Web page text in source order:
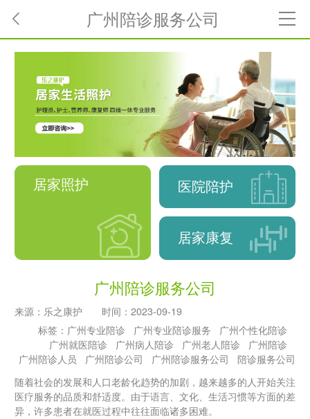
广州陪诊服务公司
居家照护 医院陪护
居家康复
广州陪诊服务公司
来源： 乐之康护 时间： 2023-09-19
标签： 广州专业陪诊 广州专业陪诊服务
广州个性化陪诊
广州就医陪诊
广州病人陪诊 广州老人陪诊
广州陪诊
广州陪诊人员
广州陪诊公司 广州陪诊服务公司
陪诊服务公司
随着社会的发展和人口老龄化趋势的加剧，越来越多的人开始关注
医疗服务的品质和舒适度。由于语言、文化、生活习惯等方面的差
异，许多患者在就医过程中往往面临诸多困难。